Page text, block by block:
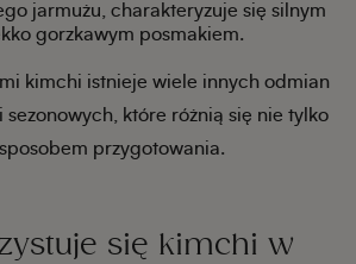
jarmużu, charakteryzuje się silnym
gorzkawym posmakiem.
kimchi istnieje wiele innych odmian
które różnią się nie tylko
przygotowania.
się kimchi w